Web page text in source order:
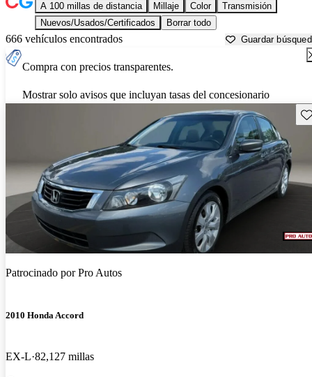
A 100 millas de distancia Millaje Color
Transmisión
Nuevos/Usados/Certificados
Borrar todo
666 vehículos encontrados Guardar
Compra con precios transparentes.
Mostrar solo avisos que incluyan tasas del concesionario
Patrocinado porPro Autos
2010 Honda Accord
EX-L 82,127 millas